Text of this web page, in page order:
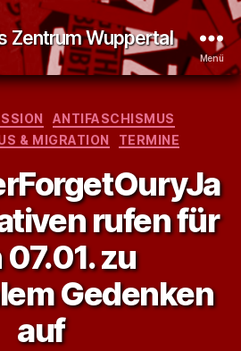
Zentrum Wuppertal
Menü
Kategorien
ANTIFASCHISMUS
& MIGRATION
TERMINE
rufen für
zu
Gedenken
auf